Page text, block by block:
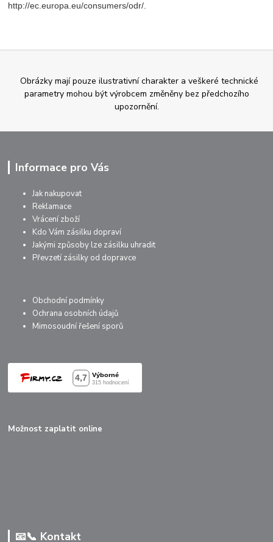
http://ec.europa.eu/consumers/odr/.
Obrázky mají pouze ilustrativní charakter a veškeré technické
parametry mohou být výrobcem změněny bez předchozího
upozornění.
Informace pro Vás
Jak nakupovat
Reklamace
Vrácení zboží
Kdo Vám zásilku dopraví
Jakými způsoby lze zásilku uhradit
Převzetí zásilky od dopravce
Obchodní podmínky
Ochrana osobních údajů
Mimosoudní řešení sporů
Možnost zaplatit online
📧📞 Kontakt